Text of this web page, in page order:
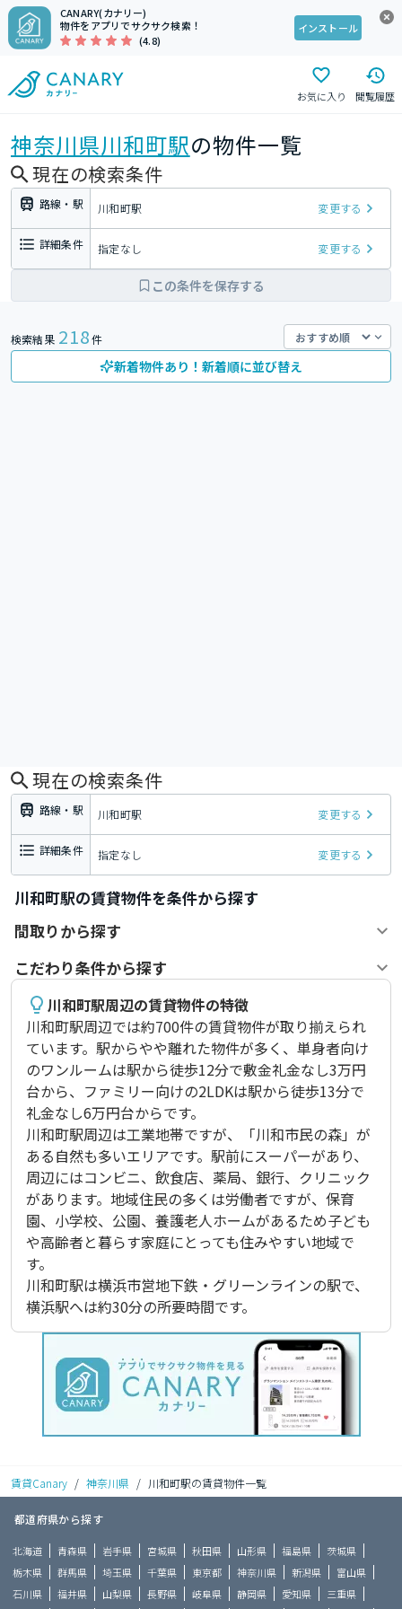
CANARY(カナリー)
物件をアプリでサクサク検索！
(4.8)
インストール
お気に入り 閲覧履歴
神奈川県川和町駅の物件一覧
現在の検索条件
路線・駅 川和町駅 変更する
詳細条件 指定なし 変更する
この条件を保存する
検索結果 218件
新着物件あり！新着順に並び替え
現在の検索条件
路線・駅 川和町駅 変更する
詳細条件 指定なし 変更する
川和町駅の賃貸物件を条件から探す
間取りから探す
こだわり条件から探す
川和町駅周辺の賃貸物件の特徴
川和町駅周辺では約700件の賃貸物件が取り揃えられ
ています。駅からやや離れた物件が多く、単身者向け
のワンルームは駅から徒歩12分で敷金礼金なし3万円
台から、ファミリー向けの2LDKは駅から徒歩13分で
礼金なし6万円台からです。
川和町駅周辺は工業地帯ですが、「川和市民の森」が
ある自然も多いエリアです。駅前にスーパーがあり、
周辺にはコンビニ、飲食店、薬局、銀行、クリニック
があります。地域住民の多くは労働者ですが、保育
園、小学校、公園、養護老人ホームがあるため子ども
や高齢者と暮らす家庭にとっても住みやすい地域で
す。
川和町駅は横浜市営地下鉄・グリーンラインの駅で、
横浜駅へは約30分の所要時間です。
賃貸Canary / 神奈川県 / 川和町駅の賃貸物件一覧
都道府県から探す
北海道 青森県 岩手県 宮城県 秋田県 山形県 福島県
茨城県
栃木県
群馬県 埼玉県 千葉県 東京都 神奈川県 新潟県
富山県
石川県
福井県 山梨県 長野県 岐阜県 静岡県 愛知県
三重県